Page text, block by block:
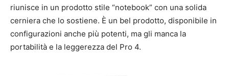
riunisce in un prodotto stile “notebook” con una solida
cerniera che lo sostiene. È un bel prodotto, disponibile in
configurazioni anche più potenti, ma gli manca la
portabilità e la leggerezza del Pro 4.